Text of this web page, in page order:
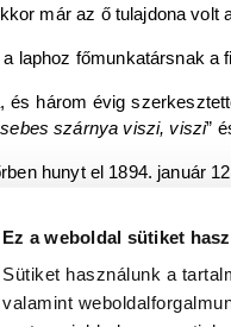
Ez a weboldal sütiket
Sütiket használunk a
valamint
már az ő tulajdona volt
laphoz főmunkatársnak a
és három évig
szárnya viszi, viszi”
hunyt el 1894. január
Életrajzi lexikon.
1981.